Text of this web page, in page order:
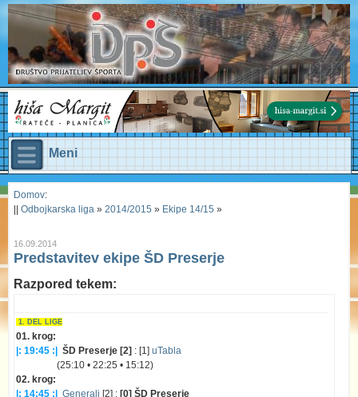
Meni
Domov:
Odbojkarska liga » 2014/2015 » Ekipe 14/15 »
16.09.2014
Predstavitev ekipe ŠD Preserje
Razpored tekem:
1. DEL LIGE
01. krog:
|: 19:45 :| ŠD Preserje [2] : [1] uTabla
(25:10 • 22:25 • 15:12)
02. krog:
|: 14:45 :| Generali [2] : [0] ŠD Preserje